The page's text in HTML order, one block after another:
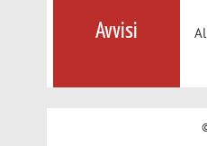
Avvisi